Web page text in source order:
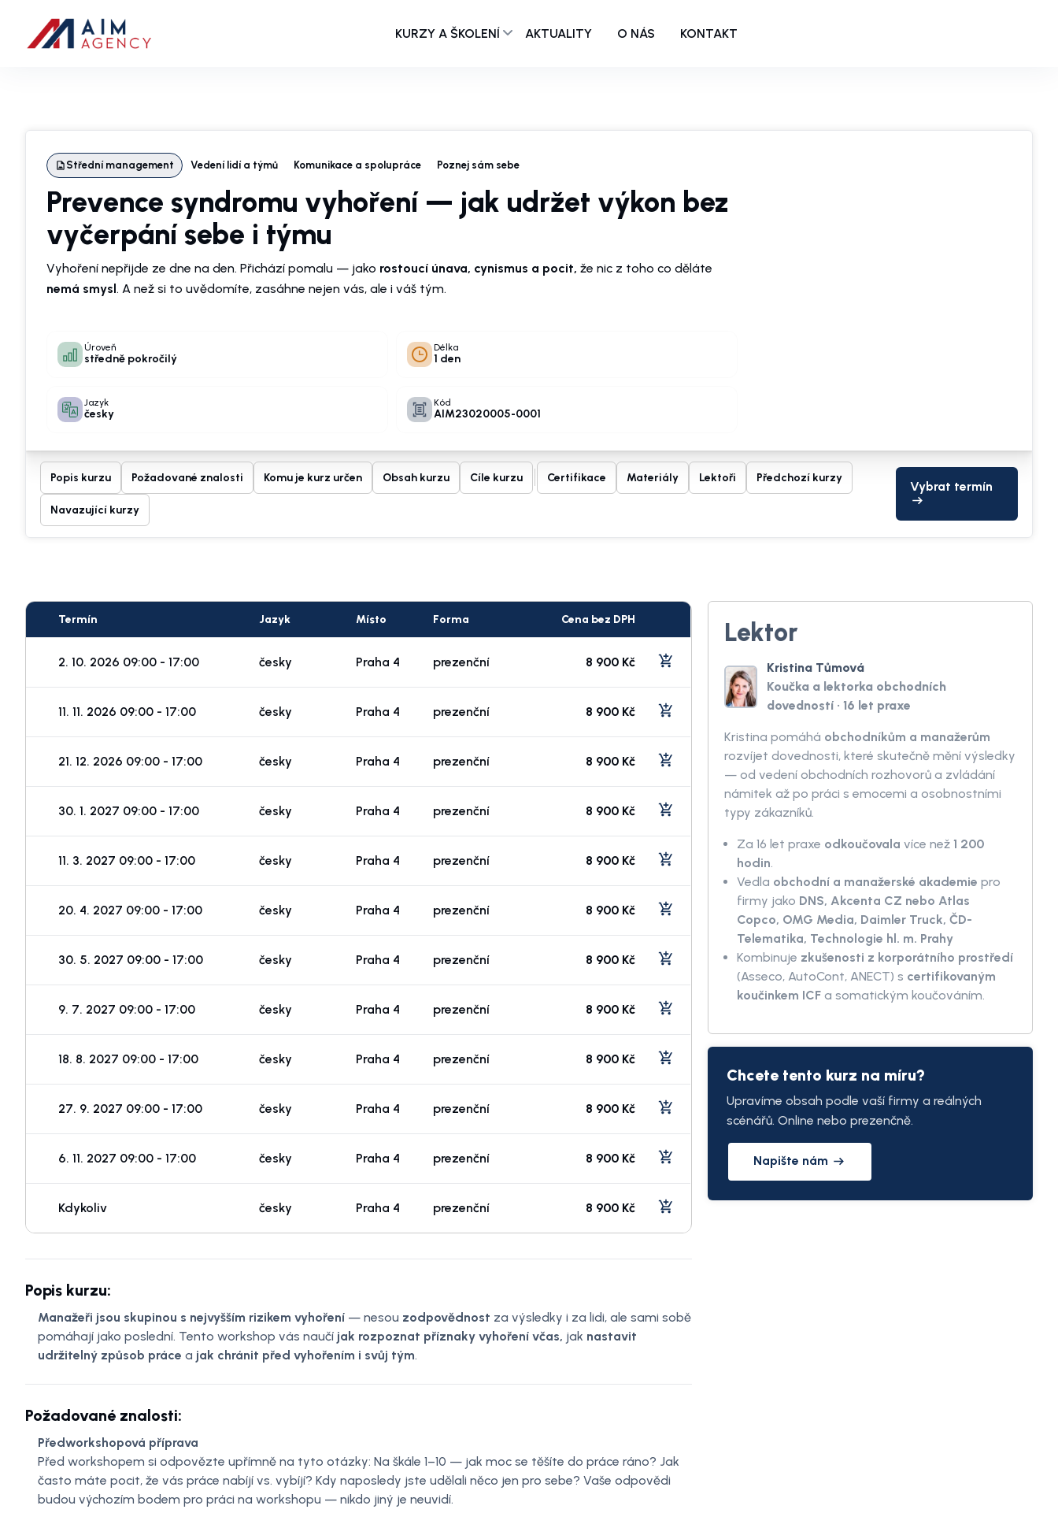
KURZY A ŠKOLENÍ AKTUALITY O NÁS KONTAKT
Střední management Vedení lidí a týmů Komunikace a spolupráce Poznej sám sebe
Prevence syndromu vyhoření — jak udržet výkon bez
vyčerpání sebe i týmu
Vyhoření nepřijde ze dne na den. Přichází pomalu — jako rostoucí únava, cynismus a pocit, že nic z toho co děláte
nemá smysl. A než si to uvědomíte, zasáhne nejen vás, ale i váš tým.
Úroveň
středně pokročilý
Délka
1 den
Jazyk
česky
Kód
AIM23020005-0001
Popis kurzu Požadované znalosti Komu je kurz určen Obsah kurzu Cíle kurzu Certifikace Materiály Lektoři Předchozí kurzy
Navazující kurzy
Vybrat termín
Termín Jazyk Místo Forma Cena bez DPH
2. 10. 2026 09:00 - 17:00 česky Praha 4 prezenční 8 900 Kč
11. 11. 2026 09:00 - 17:00 česky Praha 4 prezenční 8 900 Kč
21. 12. 2026 09:00 - 17:00 česky Praha 4 prezenční 8 900 Kč
30. 1. 2027 09:00 - 17:00 česky Praha 4 prezenční 8 900 Kč
11. 3. 2027 09:00 - 17:00 česky Praha 4 prezenční 8 900 Kč
20. 4. 2027 09:00 - 17:00 česky Praha 4 prezenční 8 900 Kč
30. 5. 2027 09:00 - 17:00 česky Praha 4 prezenční 8 900 Kč
9. 7. 2027 09:00 - 17:00 česky Praha 4 prezenční 8 900 Kč
18. 8. 2027 09:00 - 17:00 česky Praha 4 prezenční 8 900 Kč
27. 9. 2027 09:00 - 17:00 česky Praha 4 prezenční 8 900 Kč
6. 11. 2027 09:00 - 17:00 česky Praha 4 prezenční 8 900 Kč
Kdykoliv česky Praha 4 prezenční 8 900 Kč
Popis kurzu:
Manažeři jsou skupinou s nejvyšším rizikem vyhoření — nesou zodpovědnost za výsledky i za lidi, ale sami sobě
pomáhají jako poslední. Tento workshop vás naučí jak rozpoznat příznaky vyhoření včas, jak nastavit
udržitelný způsob práce a jak chránit před vyhořením i svůj tým.
Požadované znalosti:
Předworkshopová příprava
Před workshopem si odpovězte upřímně na tyto otázky: Na škále 1–10 — jak moc se těšíte do práce ráno? Jak
často máte pocit, že vás práce nabíjí vs. vybíjí? Kdy naposledy jste udělali něco jen pro sebe? Vaše odpovědi
budou výchozím bodem pro práci na workshopu — nikdo jiný je neuvidí.
Lektor
Kristina Tůmová
Koučka a lektorka obchodních
dovedností · 16 let praxe
Kristina pomáhá obchodníkům a manažerům
rozvíjet dovednosti, které skutečně mění výsledky
— od vedení obchodních rozhovorů a zvládání
námitek až po práci s emocemi a osobnostními
typy zákazníků.
Za 16 let praxe odkoučovala více než 1 200
hodin.
Vedla obchodní a manažerské akademie pro
firmy jako DNS, Akcenta CZ nebo Atlas
Copco, OMG Media, Daimler Truck, ČD-
Telematika, Technologie hl. m. Prahy
Kombinuje zkušenosti z korporátního prostředí
(Asseco, AutoCont, ANECT) s certifikovaným
koučinkem ICFa somatickým koučováním.
Chcete tento kurz na míru?
Upravíme obsah podle vaší firmy a reálných
scénářů. Online nebo prezenčně.
Napište nám